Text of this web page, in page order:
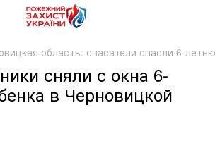
область: спасатели спасли 6-
сняли с окна 6-
в Черновицкой